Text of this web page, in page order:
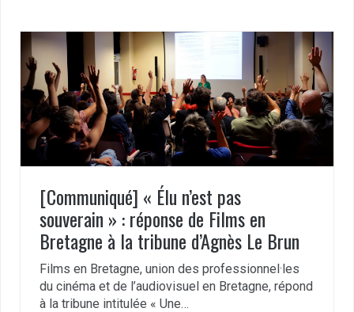
[Communiqué] « Élu n’est pas
souverain » : réponse de Films en
Bretagne à la tribune d’Agnès Le Brun
Films en Bretagne, union des professionnel·les
du cinéma et de l’audiovisuel en Bretagne, répond
à la tribune intitulée « Une…